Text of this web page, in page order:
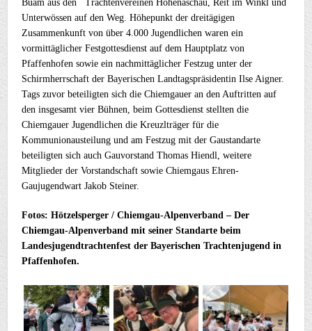
Buam aus den Trachtenvereinen Hohenaschau, Reit im Winkl und
Unterwössen auf den Weg. Höhepunkt der dreitägigen
Zusammenkunft von über 4.000 Jugendlichen waren ein
vormittäglicher Festgottesdienst auf dem Hauptplatz von
Pfaffenhofen sowie ein nachmittäglicher Festzug unter der
Schirmherrschaft der Bayerischen Landtagspräsidentin Ilse Aigner.
Tags zuvor beteiligten sich die Chiemgauer an den Auftritten auf
den insgesamt vier Bühnen, beim Gottesdienst stellten die
Chiemgauer Jugendlichen die Kreuzlträger für die
Kommunionausteilung und am Festzug mit der Gaustandarte
beteiligten sich auch Gauvorstand Thomas Hiendl, weitere
Mitglieder der Vorstandschaft sowie Chiemgaus Ehren-
Gaujugendwart Jakob Steiner.
Fotos: Hötzelsperger / Chiemgau-Alpenverband – Der
Chiemgau-Alpenverband mit seiner Standarte beim
Landesjugendtrachtenfest der Bayerischen Trachtenjugend in
Pfaffenhofen.